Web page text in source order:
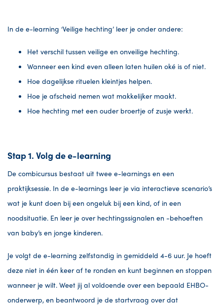
In de e-learning ‘Veilige hechting’ leer je onder andere:
Het verschil tussen veilige en onveilige hechting.
Wanneer een kind even alleen laten huilen oké is of niet.
Hoe dagelijkse rituelen kleintjes helpen.
Hoe je afscheid nemen wat makkelijker maakt.
Hoe hechting met een ouder broertje of zusje werkt.
Stap 1. Volg de e-learning
De combicursus bestaat uit twee e-learnings en een
praktijksessie. In de e-learnings leer je via interactieve scenario’s
wat je kunt doen bij een ongeluk bij een kind, of in een
noodsituatie. En leer je over hechtingssignalen en -behoeften
van baby’s en jonge kinderen.
Je volgt de e-learning zelfstandig in gemiddeld 4-6 uur. Je hoeft
deze niet in één keer af te ronden en kunt beginnen en stoppen
wanneer je wilt. Weet jij al voldoende over een bepaald EHBO-
onderwerp, en beantwoord je de startvraag over dat